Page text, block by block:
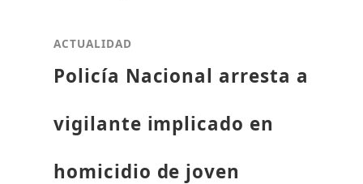
ACTUALIDAD
Policía Nacional arresta a
vigilante implicado en
homicidio de joven